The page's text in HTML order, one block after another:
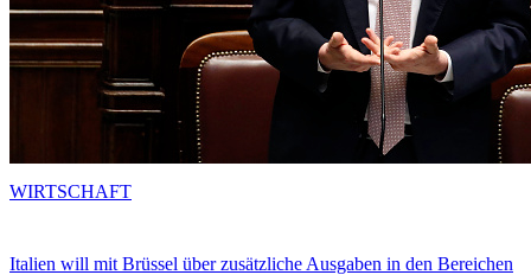
Italien will mit Brüssel über zusätzliche Ausgaben in den Bereichen
WIRTSCHAFT